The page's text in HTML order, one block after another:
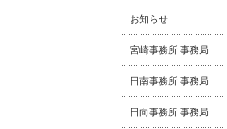
お知らせ
宮崎事務所 事務局
日南事務所 事務局
日向事務所 事務局